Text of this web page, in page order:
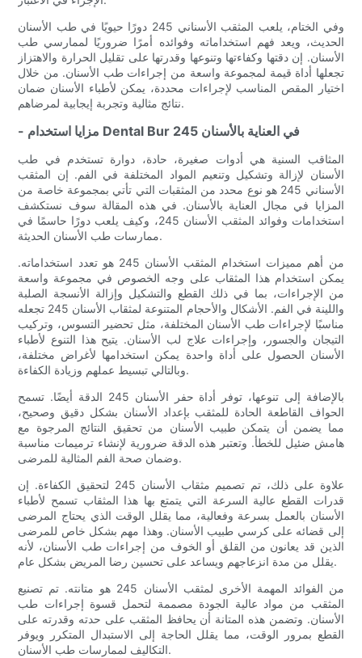
وفي الختام، يلعب المثقب الأسناني 245 دورًا حيويًا في طب الأسنان
الحديث، ويعد فهم استخداماته وفوائده أمرًا ضروريًا لممارسي طب
الأسنان. إن دقتها وكفاءتها وتنوعها وقدرتها على تقليل الحرارة والاهتزاز
تجعلها أداة قيمة لمجموعة واسعة من إجراءات طب الأسنان. من خلال
اختيار المقص المناسب لإجراءات محددة، يمكن لأطباء الأسنان ضمان
نتائج مثالية وتجربة إيجابية لمرضاهم.
- مزايا استخدام Dental Bur 245 في العناية بالأسنان
المثاقب السنية هي أدوات صغيرة، حادة، دوارة تستخدم في طب
الأسنان لإزالة وتشكيل وتنعيم المواد المختلفة في الفم. إن المثقب
الأسناني 245 هو نوع محدد من المثقبات التي تأتي بمجموعة خاصة من
المزايا في مجال العناية بالأسنان. في هذه المقالة سوف نستكشف
استخدامات وفوائد المثقب الأسنان 245، وكيف يلعب دورًا حاسمًا في
ممارسات طب الأسنان الحديثة.
من أهم مميزات استخدام المثقب الأسنان 245 هو تعدد استخداماته.
يمكن استخدام هذا المثقاب على وجه الخصوص في مجموعة واسعة
من الإجراءات، بما في ذلك القطع والتشكيل وإزالة الأنسجة الصلبة
واللينة في الفم. الأشكال والأحجام المتنوعة لمثقاب الأسنان 245 تجعله
مناسبًا لإجراءات طب الأسنان المختلفة، مثل تحضير التسوس، وتركيب
التيجان والجسور، وإجراءات علاج لب الأسنان. يتيح هذا التنوع لأطباء
الأسنان الحصول على أداة واحدة يمكن استخدامها لأغراض مختلفة،
وبالتالي تبسيط عملهم وزيادة الكفاءة.
بالإضافة إلى تنوعها، توفر أداة حفر الأسنان 245 الدقة أيضًا. تسمح
الحواف القاطعة الحادة للمثقب بإعداد الأسنان بشكل دقيق وصحيح،
مما يضمن أن يتمكن طبيب الأسنان من تحقيق النتائج المرجوة مع
هامش ضئيل للخطأ. وتعتبر هذه الدقة ضرورية لإنشاء ترميمات مناسبة
وضمان صحة الفم المثالية للمرضى.
علاوة على ذلك، تم تصميم مثقاب الأسنان 245 لتحقيق الكفاءة. إن
قدرات القطع عالية السرعة التي يتمتع بها هذا المثقاب تسمح لأطباء
الأسنان بالعمل بسرعة وفعالية، مما يقلل الوقت الذي يحتاج المرضى
إلى قضائه على كرسي طبيب الأسنان. وهذا مهم بشكل خاص للمرضى
الذين قد يعانون من القلق أو الخوف من إجراءات طب الأسنان، لأنه
يقلل من مدة انزعاجهم ويساعد على تحسين رضا المريض بشكل عام.
من الفوائد المهمة الأخرى لمثقب الأسنان 245 هو متانته. تم تصنيع
المثقب من مواد عالية الجودة مصممة لتحمل قسوة إجراءات طب
الأسنان. وتضمن هذه المتانة أن يحافظ المثقب على حدته وقدرته على
القطع بمرور الوقت، مما يقلل الحاجة إلى الاستبدال المتكرر ويوفر
التكاليف لممارسات طب الأسنان.